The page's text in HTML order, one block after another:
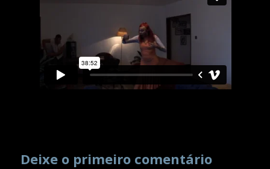
Deixe o primeiro comentário